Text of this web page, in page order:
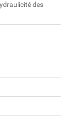
des